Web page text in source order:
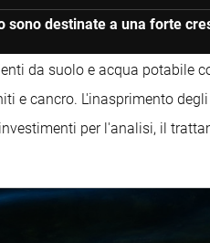
sono destinate a una forte
da suolo e acqua potabile
e cancro. L'inasprimento
per l'analisi, il